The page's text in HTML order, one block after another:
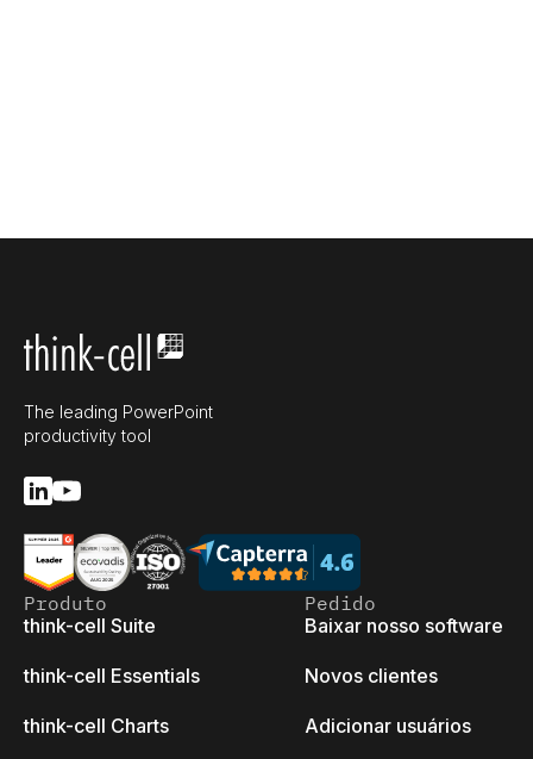
The leading PowerPoint
productivity tool
Produto
think-cell Suite
think-cell Essentials
think-cell Charts
Pedido
Baixar nosso software
Novos clientes
Adicionar usuários